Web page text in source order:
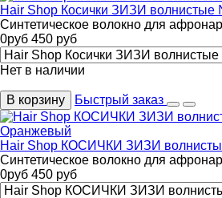
Hair Shop Косички ЗИЗИ
Синтетическое волокно для
0руб 450 руб
Нет в наличии
В корзину Быстрый заказ
Hair Shop КОСИЧКИ ЗИЗИ
Синтетическое волокно для
0руб 450 руб